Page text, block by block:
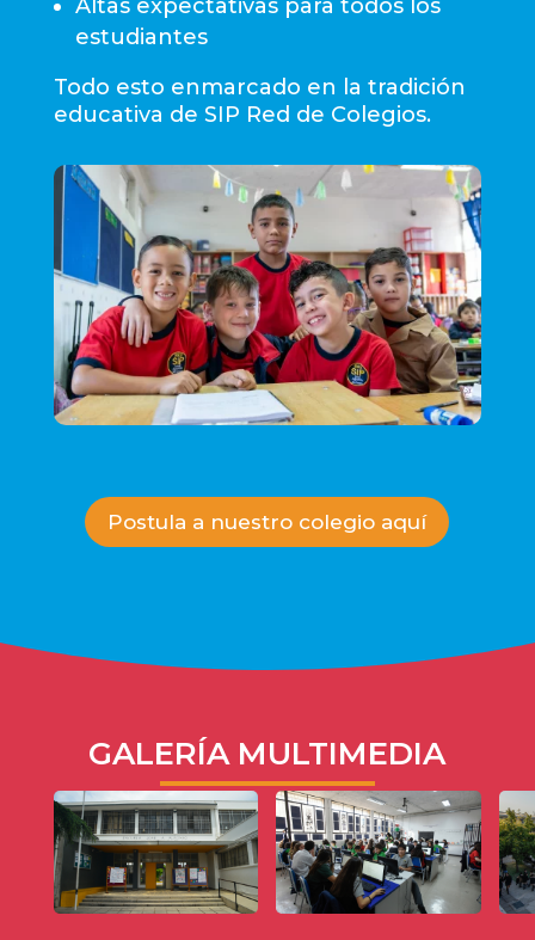
Altas expectativas para todos los
estudiantes
Todo esto enmarcado en la tradición
educativa de SIP Red de Colegios.
Postula a nuestro colegio aquí
GALERÍA MULTIMEDIA